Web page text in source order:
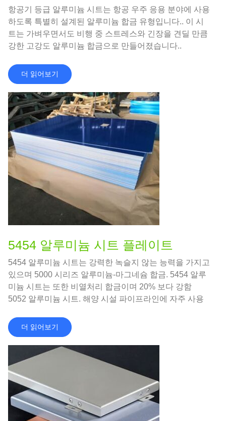
항공기 등급 알루미늄 시트는 항공 우주 응용 분야에 사용
하도록 특별히 설계된 알루미늄 합금 유형입니다.. 이 시
트는 가벼우면서도 비행 중 스트레스와 긴장을 견딜 만큼
강한 고강도 알루미늄 합금으로 만들어졌습니다..
더 읽어보기
5454 알루미늄 시트 플레이트
5454 알루미늄 시트는 강력한 녹슬지 않는 능력을 가지고
있으며 5000 시리즈 알루미늄-마그네슘 합금. 5454 알루
미늄 시트는 또한 비열처리 합금이며 20% 보다 강함
5052 알루미늄 시트. 해양 시설 파이프라인에 자주 사용
더 읽어보기